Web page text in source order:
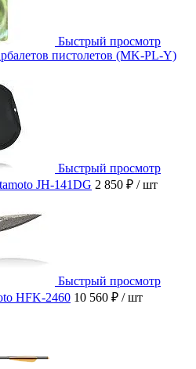
Быстрый просмотр
пистолетов (MK-PL-Y)
Быстрый просмотр
JH-141DG 2 850 ₽ / шт
Быстрый просмотр
HFK-2460 10 560 ₽ / шт